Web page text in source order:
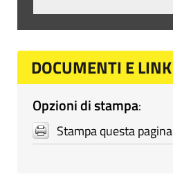
DOCUMENTI E LINK
Opzioni di stampa:
Stampa questa pagina